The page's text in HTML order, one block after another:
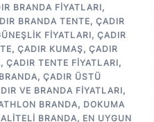
BRANDA FIYATLARI,
BRANDA TENTE, ÇADIR
FIYATLARI, ÇADIR
, ÇADIR KUMAŞ, ÇADIR
, ÇADIR TENTE FIYATLARI,
, ÇADIR ÜSTÜ
VE BRANDA FIYATLARI,
BRANDA, DOKUMA
BRANDA, EN UYGUN